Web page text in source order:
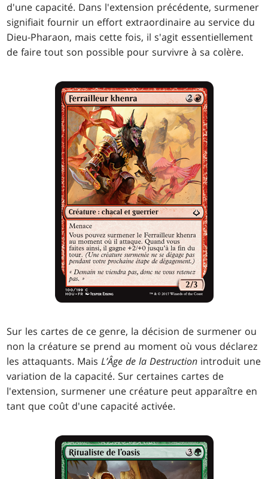
d'une capacité. Dans l'extension précédente, surmener
signifiait fournir un effort extraordinaire au service du
Dieu-Pharaon, mais cette fois, il s'agit essentiellement
de faire tout son possible pour survivre à sa colère.
Sur les cartes de ce genre, la décision de surmener ou
non la créature se prend au moment où vous déclarez
les attaquants. MaisL’Âge de la Destruction introduit une
variation de la capacité. Sur certaines cartes de
l'extension, surmener une créature peut apparaître en
tant que coût d'une capacité activée.